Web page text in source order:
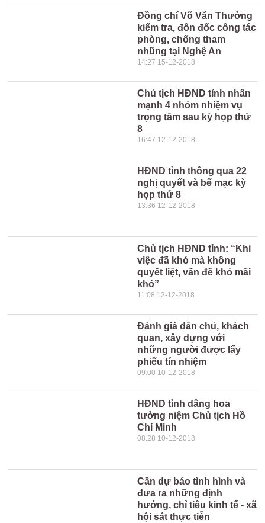
Đồng chí Võ Văn Thưởng
kiểm tra, đôn đốc công tác
phòng, chống tham
nhũng tại Nghệ An
14:27 15-12-2018
Chủ tịch HĐND tỉnh nhấn
mạnh 4 nhóm nhiệm vụ
trọng tâm sau kỳ họp thứ
8
16:47 12-12-2018
HĐND tỉnh thông qua 22
nghị quyết và bế mạc kỳ
họp thứ 8
13:36 12-12-2018
Chủ tịch HĐND tỉnh: “Khi
việc đã khó mà không
quyết liệt, vấn đề khó mãi
khó”
11:08 12-12-2018
Đánh giá dân chủ, khách
quan, xây dựng với
những người được lấy
phiếu tín nhiệm
09:00 10-12-2018
HĐND tỉnh dâng hoa
tưởng niệm Chủ tịch Hồ
Chí Minh
08:28 10-12-2018
Cần dự báo tình hình và
đưa ra những định
hướng, chỉ tiêu kinh tế - xã
hội sát thực tiễn